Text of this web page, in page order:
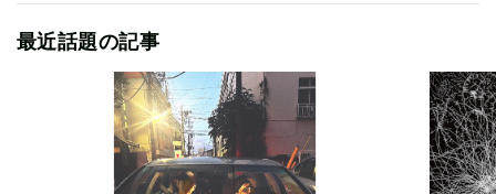
最近話題の記事